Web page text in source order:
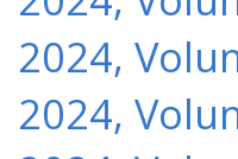
2024,
2024,